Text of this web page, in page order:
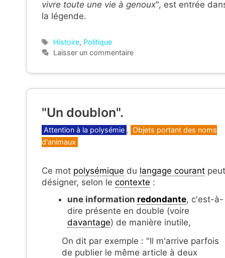
vivre toute une vie à genoux", est entrée
la légende.
Étiquettes
Histoire, Politique
Laisser un commentaire
"Un doublon".
Catégories
Attention à la polysémie , Objets portant des noms
d'animaux
Ce mot polysémique du langage courant peut
désigner, selon le contexte :
une information redondante, c'est-à-
dire présente en double (voire
davantage) de manière inutile,
On dit par exemple : "Il m'arrive parfois
de publier le même article à deux